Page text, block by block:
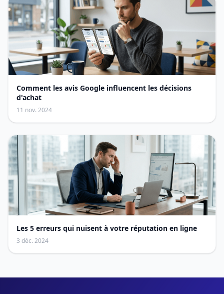
Comment les avis Google influencent les décisions
d'achat
11 nov. 2024
Les 5 erreurs qui nuisent à votre réputation en ligne
3 déc. 2024